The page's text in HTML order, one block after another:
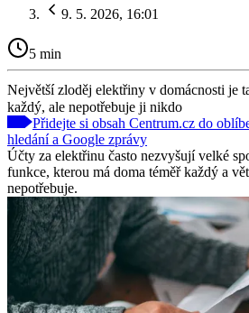
9. 5. 2026, 16:01
5 min
Největší zloděj elektřiny v domácnosti je
každý, ale nepotřebuje ji nikdo
Přidejte si obsah Centrum.cz do
hledání a Google zprávy
Účty za elektřinu často nezvyšují velké
funkce, kterou má doma téměř každý a
nepotřebuje.